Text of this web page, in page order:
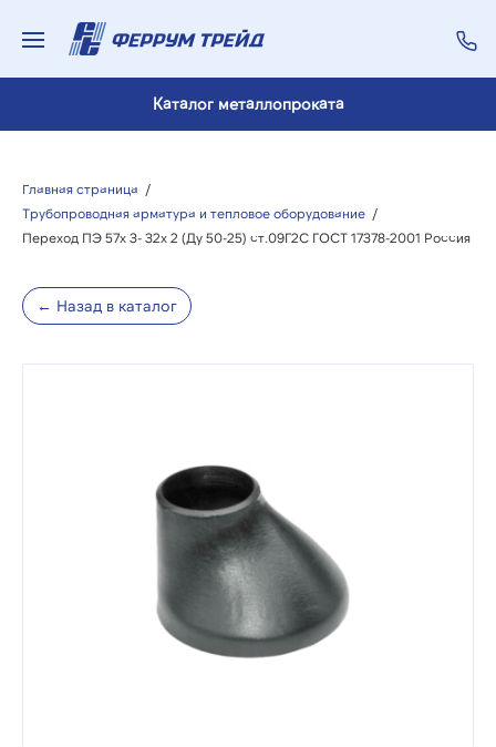
Каталог металлопроката
Главная страница /
Трубопроводная арматура и тепловое оборудование /
Переход ПЭ 57х 3- 32х 2 (Ду 50-25) ст.09Г2С ГОСТ 17378-2001 Россия
← Назад в каталог